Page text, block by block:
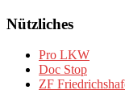
Nützliches
Pro LKW
Doc Stop
ZF